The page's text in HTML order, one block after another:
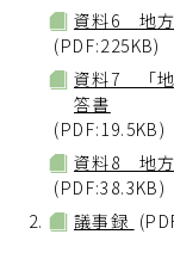
資料6 地方
(PDF:225KB)
資料7 「地
答書
(PDF:19.5KB)
資料8 地方
(PDF:38.3KB)
議事録